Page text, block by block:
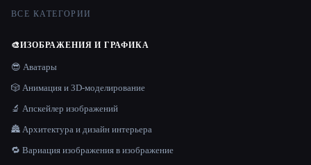
ВСЕ КАТЕГОРИИ
🎨ИЗОБРАЖЕНИЯ И ГРАФИКА
😎 Аватары
🎲 Анимация и 3D-моделирование
🔬 Апскейлер изображений
🏯 Архитектура и дизайн интерьера
🔁 Вариация изображения в изображение